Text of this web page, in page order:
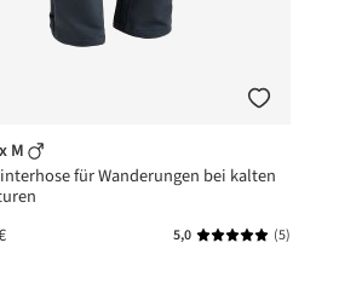
von 5 von 5 Sternen
M
für Wanderungen bei kalten
5,0 (5)